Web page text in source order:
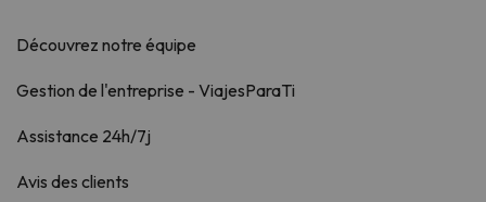
Découvrez notre équipe
Gestion de l'entreprise - ViajesParaTi
Assistance 24h/7j
Avis des clients